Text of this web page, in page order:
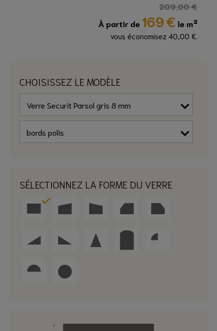
209,00 €
À partir de169€ le m²
vous économisez 40,00 €.
CHOISISSEZ LE MODÈLE
SÉLECTIONNEZ LA FORME DU VERRE